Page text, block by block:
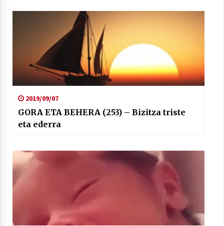
2019/09/07
GORA ETA BEHERA (253) – Bizitza triste
eta ederra